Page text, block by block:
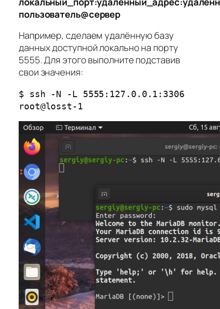
пользователь@сервер
Например, сделаем удалённую базу
данных доступной локально на порту
5555. Для этого выполните подставив
свои значения:
$ ssh -N -L 5555:127.0.0.1:3306
root@losst-1